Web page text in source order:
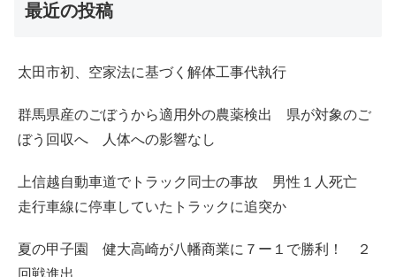
最近の投稿
太田市初、空家法に基づく解体工事代執行
群馬県産のごぼうから適用外の農薬検出 県が対象のご
ぼう回収へ 人体への影響なし
上信越自動車道でトラック同士の事故 男性１人死亡
走行車線に停車していたトラックに追突か
夏の甲子園 健大高崎が八幡商業に７ー１で勝利！ ２